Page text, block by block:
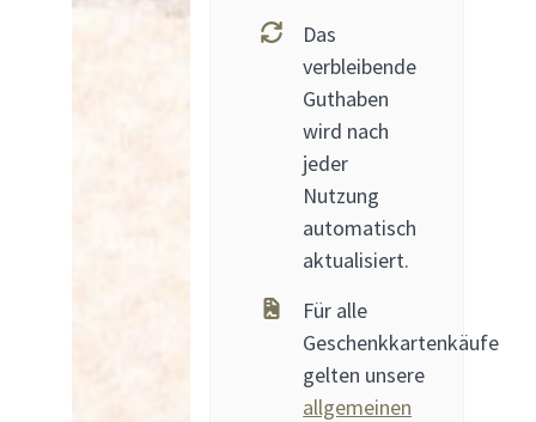
Das
verbleibende
Guthaben
wird nach
jeder
Nutzung
automatisch
aktualisiert.
Für alle
Geschenkkartenkäufe
gelten unsere
allgemeinen